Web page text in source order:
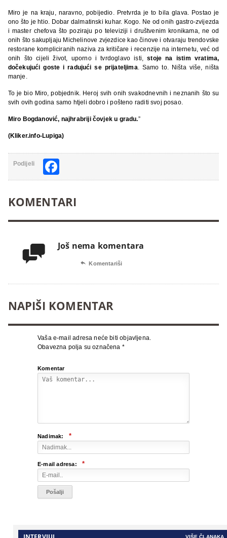
Miro je na kraju, naravno, pobijedio. Pretvrda je to bila glava. Postao je
ono što je htio. Dobar dalmatinski kuhar. Kogo. Ne od onih gastro-zvijezda
i master chefova što poziraju po televiziji i društvenim kronikama, ne od
onih što sakupljaju Michelinove zvjezdice kao činove i otvaraju trendovske
restorane kompliciranih naziva za kritičare i recenzije na internetu, već od
onih što cijeli život, uporno i tvrdoglavo isti,
stoje na istim vratima,
dočekujući goste i radujući se prijateljima . Samo to. Ništa više, ništa
manje.
To je bio Miro, pobjednik. Heroj svih onih svakodnevnih i neznanih što su
svih ovih godina samo htjeli dobro i pošteno raditi svoj posao.
Miro Bogdanović, najhrabriji čovjek u gradu.”
(Kliker.info-Lupiga)
Podijeli
KOMENTARI
 Još nema komentara
 Komentariši
NAPIŠI KOMENTAR
Vaša e-mail adresa neće biti objavljena.
Obavezna polja su označena *
Komentar
Nadimak: *
E-mail adresa: *
VIŠE ČLANAKA